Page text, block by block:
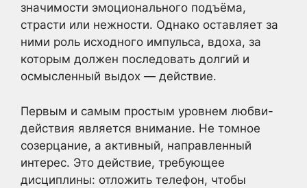
значимости эмоционального подъёма,
страсти или нежности. Однако оставляет за
ними роль исходного импульса, вдоха, за
которым должен последовать долгий и
осмысленный выдох — действие.
Первым и самым простым уровнем любви-
действия является внимание. Не томное
созерцание, а активный, направленный
интерес. Это действие, требующее
дисциплины: отложить телефон, чтобы